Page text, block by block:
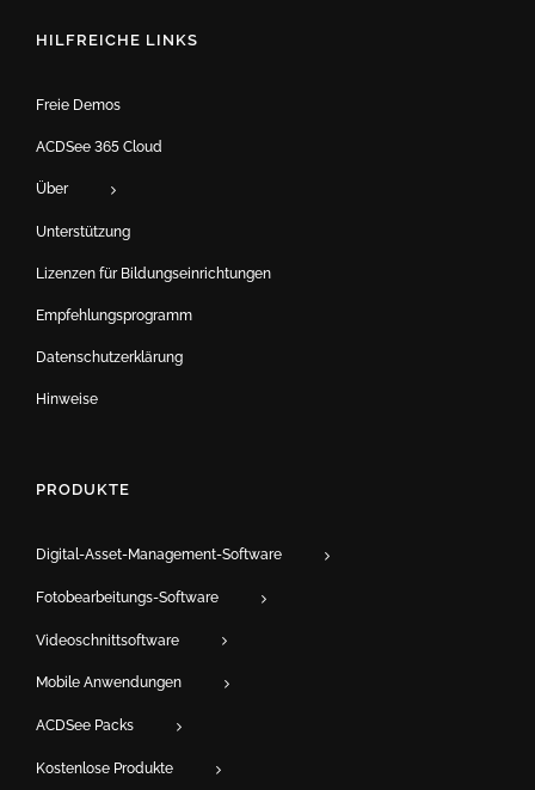
HILFREICHE LINKS
Freie Demos
ACDSee 365 Cloud
Über
Unterstützung
Lizenzen für Bildungseinrichtungen
Empfehlungsprogramm
Datenschutzerklärung
Hinweise
PRODUKTE
Digital-Asset-Management-Software
Fotobearbeitungs-Software
Videoschnittsoftware
Mobile Anwendungen
ACDSee Packs
Kostenlose Produkte